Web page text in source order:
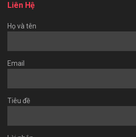
Liên Hệ
Họ và tên
Email
Tiêu đề